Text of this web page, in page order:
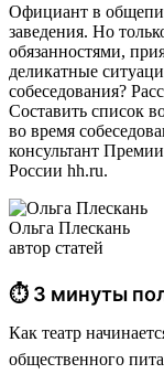
Официант в
заведения. Но
обязанностями,
деликатные
собеседования?
Составить список
во время
консультант
России hh.ru.
Ольга Плескань
автор статей
⏱ 3 минуты
Как театр
общественного